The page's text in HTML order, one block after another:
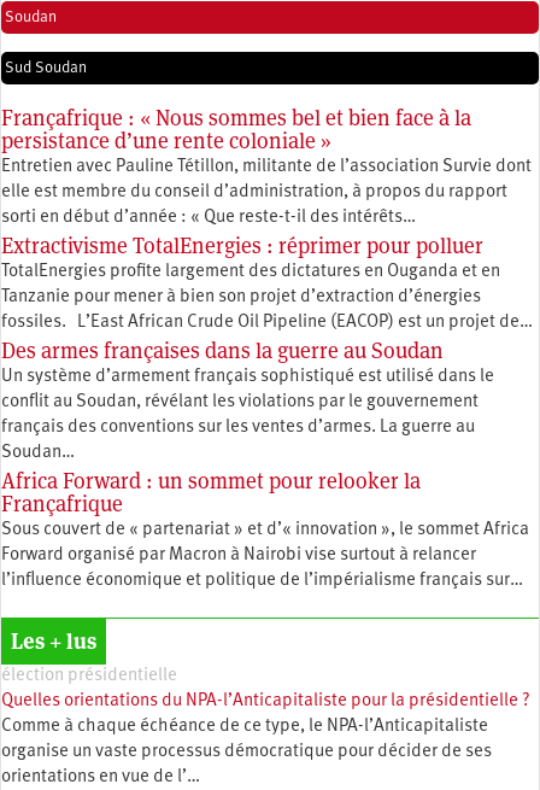
Soudan
Sud Soudan
Françafrique : « Nous sommes bel et bien face à la
persistance d’une rente coloniale »
Entretien avec Pauline Tétillon, militante de l’association Survie dont
elle est membre du conseil d’administration, à propos du rapport
sorti en début d’année : « Que reste-t-il des intérêts…
Extractivisme TotalEnergies : réprimer pour polluer
TotalEnergies profite largement des dictatures en Ouganda et en
Tanzanie pour mener à bien son projet d’extraction d’énergies
fossiles. L’East African Crude Oil Pipeline (EACOP) est un projet de…
Des armes françaises dans la guerre au Soudan
Un système d’armement français sophistiqué est utilisé dans le
conflit au Soudan, révélant les violations par le gouvernement
français des conventions sur les ventes d’armes. La guerre au
Soudan…
Africa Forward : un sommet pour relooker la
Françafrique
Sous couvert de « partenariat » et d’« innovation », le sommet Africa
Forward organisé par Macron à Nairobi vise surtout à relancer
l’influence économique et politique de l’impérialisme français sur…
Les + lus
élection présidentielle
Quelles orientations du NPA-l’Anticapitaliste pour la présidentielle ?
Comme à chaque échéance de ce type, le NPA-l’Anticapitaliste
organise un vaste processus démocratique pour décider de ses
orientations en vue de l’…